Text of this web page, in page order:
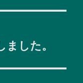
した。